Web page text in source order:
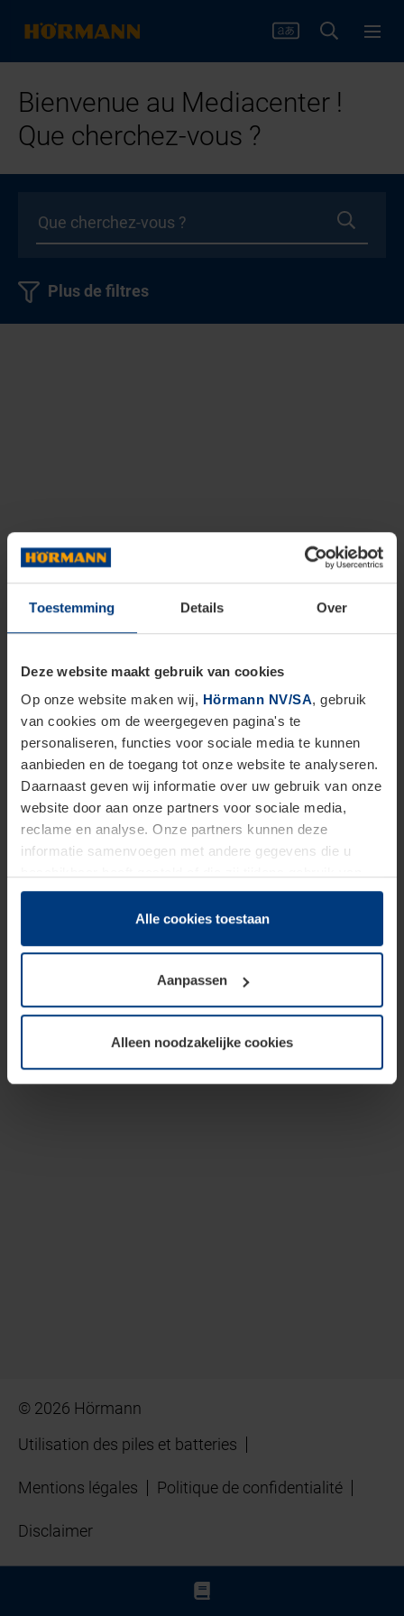
Toestemming Details Over
Deze website maakt gebruik van cookies
Op onze website maken wij, Hörmann NV/SA, gebruik
van cookies om de weergegeven pagina's te
personaliseren, functies voor sociale media te kunnen
aanbieden en de toegang tot onze website te analyseren.
Daarnaast geven wij informatie over uw gebruik van onze
website door aan onze partners voor sociale media,
reclame en analyse. Onze partners kunnen deze
informatie samenvoegen met andere gegevens die u
hun diensten hebben verzameld.
Juridisch hebben wij het recht om cookies op uw
van deze pagina's absoluut vereist is. Voor alle andere
soorten cookies is uw toestemming benodigd. Uw
toestemming kunt u op elk moment bij de uitleg van de
wijzigen of herroepen.
Alle cookies toestaan
Aanpassen
Alleen noodzakelijke cookies
Bienvenue au Mediacenter !
Que cherchez-vous ?
Plus de filtres
© 2026 Hörmann
Utilisation des piles et batteries
Mentions légales Politique de confidentialité
Disclaimer